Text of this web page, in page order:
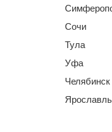
Сочи
Тула
Уфа
Челябинск
Ярославль